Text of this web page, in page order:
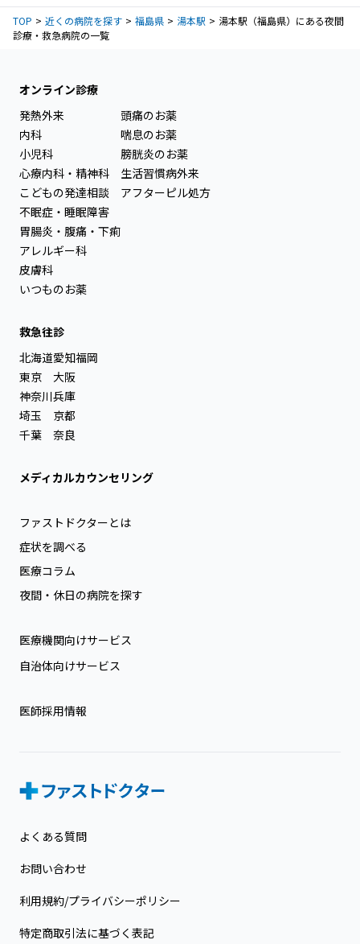
TOP 近くの病院を探す 福島県 湯本駅
湯本駅（福島県）にある夜間
診療・救急病院の一覧
オンライン診療
発熱外来
内科
小児科
心療内科・精神科
こどもの発達相談
不眠症・睡眠障害
胃腸炎・腹痛・下痢
アレルギー科
皮膚科
いつものお薬
頭痛のお薬
喘息のお薬
膀胱炎のお薬
生活習慣病外来
アフターピル処方
救急往診
北海道
東京
神奈川
埼玉
千葉
愛知
大阪
兵庫
京都
奈良
福岡
メディカルカウンセリング
ファストドクターとは
症状を調べる
医療コラム
夜間・休日の病院を探す
医療機関向けサービス
自治体向けサービス
医師採用情報
よくある質問
お問い合わせ
利用規約/プライバシーポリシー
特定商取引法に基づく表記